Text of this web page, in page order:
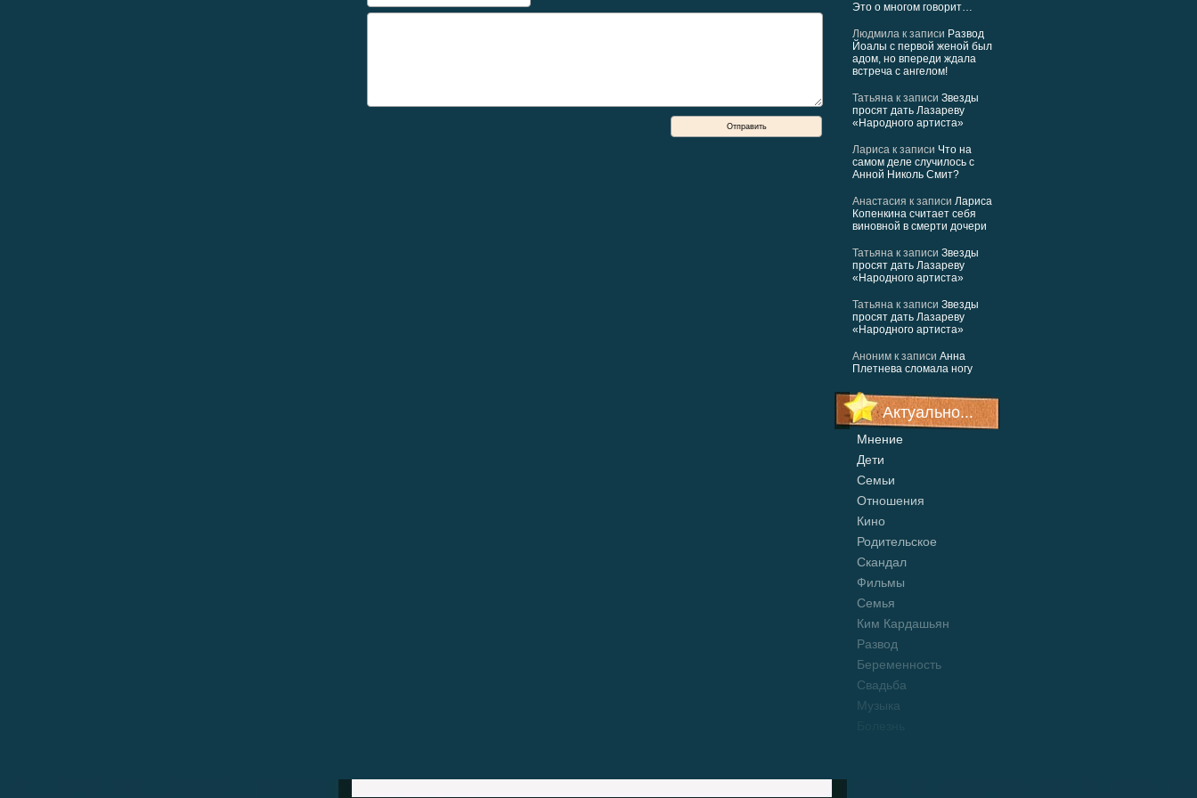
Это о многом говорит…
Людмила к записи Развод
Йоалы с первой женой был
адом, но впереди ждала
встреча с ангелом!
Татьяна к записи Звезды
просят дать Лазареву
«Народного артиста»
Лариса к записи Что на
самом деле случилось с
Анной Николь Смит?
Анастасия к записи Лариса
Копенкина считает себя
виновной в смерти дочери
Татьяна к записи Звезды
просят дать Лазареву
«Народного артиста»
Татьяна к записи Звезды
просят дать Лазареву
«Народного артиста»
Аноним к записи Анна
Плетнева сломала ногу
Актуально...
Мнение
Дети
Семьи
Отношения
Кино
Родительское
Скандал
Фильмы
Семья
Ким Кардашьян
Развод
Беременность
Свадьба
Музыка